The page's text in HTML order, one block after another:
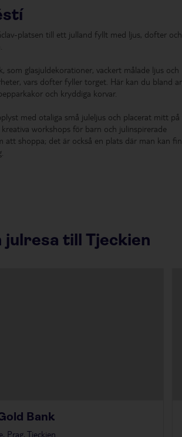
platsen till ett julland fyllt med ljus, dofter och
glasjuldekorationer, vackert målade ljus och
vars dofter fyller torget. Här kan du bland
och kryddiga korvar.
med otaliga små juleljus och placerat mitt på
workshops för barn och julinspirerade
att shoppa; det är också en plats där man kan
till Tjeckien
Bank
Prag, Tjeckien